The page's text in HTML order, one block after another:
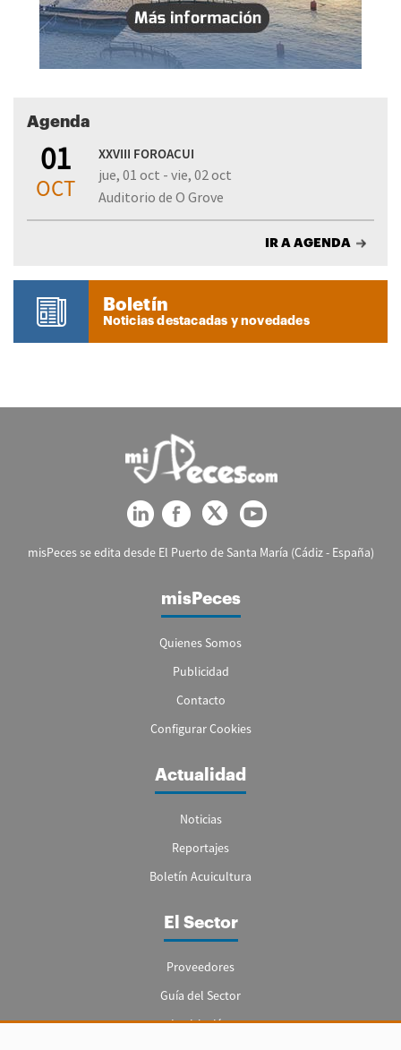
Agenda
01
OCT
XXVIII FOROACUI
jue, 01 oct - vie, 02 oct
Auditorio de O Grove
IR A AGENDA
Boletín
Noticias destacadas y novedades
misPeces se edita desde El Puerto de Santa María (Cádiz - España)
misPeces
Quienes Somos
Publicidad
Contacto
Configurar Cookies
Actualidad
Noticias
Reportajes
Boletín Acuicultura
El Sector
Proveedores
Guía del Sector
Legislación